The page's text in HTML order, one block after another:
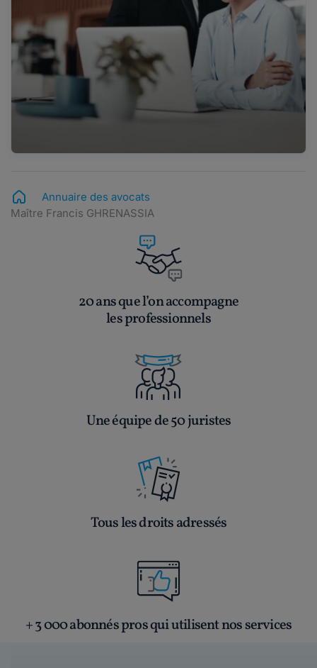
Annuaire des avocats
Maître Francis GHRENASSIA
20 ans que l’on accompagne
les professionnels
Une équipe de 50 juristes
Tous les droits adressés
+ 3 000 abonnés pros qui utilisent nos services